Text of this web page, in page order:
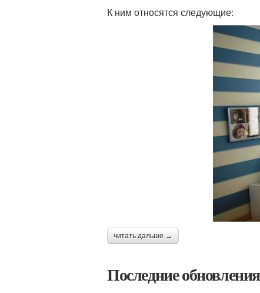
К ним относятся следующие:
читать дальше →
Последние